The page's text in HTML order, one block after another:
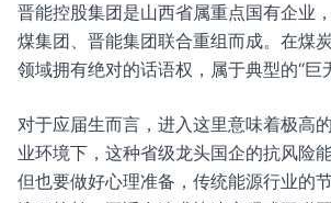
晋能控股集团是山西省属重点国有企业
煤集团、晋能集团联合重组而成。在煤
领域拥有绝对的话语权，属于典型的“巨
对于应届生而言，进入这里意味着极高
业环境下，这种省级龙头国企的抗风险
但也要做好心理准备，传统能源行业的